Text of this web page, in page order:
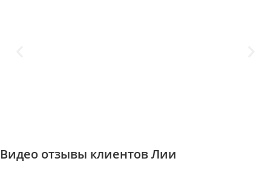
Видео отзывы клиентов Лии